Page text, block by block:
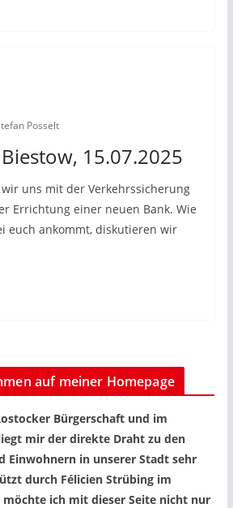
Posselt
15.07.2025
uns mit der Verkehrssicherung
Errichtung einer neuen Bank. Wie
euch ankommt, diskutieren wir
auf meiner Homepage
Bürgerschaft und im
mir der direkte Draht zu den
Einwohnern in unserer Stadt sehr
durch Félicien Strübing im
ich mit dieser Seite nicht nur